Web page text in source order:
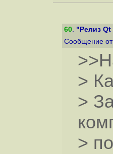
60. "Релиз Qt
Сообщение от
>
>
>